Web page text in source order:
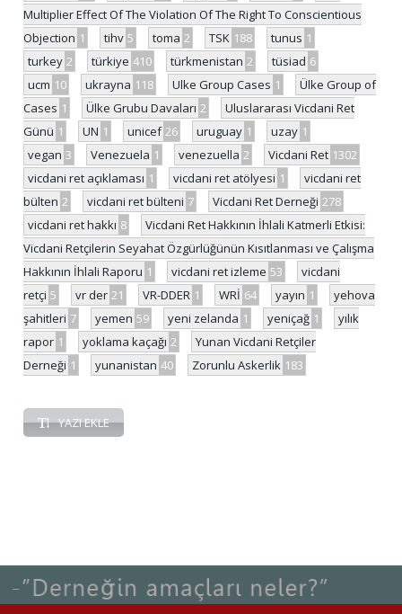
Multiplier Effect Of The Violation Of The Right To Conscientious
Objection 1 tihv 5 toma 2 TSK 188 tunus 1
turkey 2 türkiye 410 türkmenistan 2 tüsiad 6
ucm 10 ukrayna 118 Ulke Group Cases 1
Ülke Group of
Cases 1 Ülke Grubu Davaları 2
Uluslararası Vicdani Ret
Günü 1 UN 1 unicef 26 uruguay 1 uzay 1
vegan 3 Venezuela 1 venezuella 2 Vicdani Ret 1302
vicdani ret açıklaması 1 vicdani ret atölyesi 1
vicdani ret
bülten 2 vicdani ret bülteni 7 Vicdani Ret Derneği 278
vicdani ret hakkı 8
Vicdani Ret Hakkının İhlali Katmerli Etkisi:
Vicdani Retçilerin Seyahat Özgürlüğünün Kısıtlanması ve Çalışma
Hakkının İhlali Raporu 1 vicdani ret izleme 53
vicdani
retçi 5 vr der 21 VR-DDER 1 WRİ 64 yayın 1
yehova
şahitleri 7 yemen 59 yeni zelanda 1 yeniçağ 1
yılık
rapor 1 yoklama kaçağı 2
Yunan Vicdani Retçiler
Derneği 1 yunanistan 40 Zorunlu Askerlik 183
YAZI EKLE